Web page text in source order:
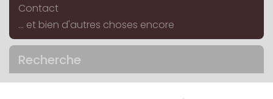
Contact
... et bien d'autres choses encore
Recherche